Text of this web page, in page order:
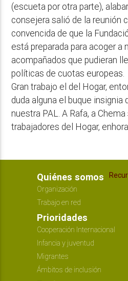
(escueta por otra parte),
consejera salió de la reunión
convencida de que la
está preparada para acoger a
acompañados que pudieran
políticas de cuotas europeas.
Gran trabajo el del Hogar,
duda alguna el buque
nuestra PAL. A Rafa, a
trabajadores del Hogar,
Quiénes somos
Organización
Trabajo en red
Prioridades
Cooperación Internacional
Infancia y juventud
Migrantes
Ámbitos de inclusión